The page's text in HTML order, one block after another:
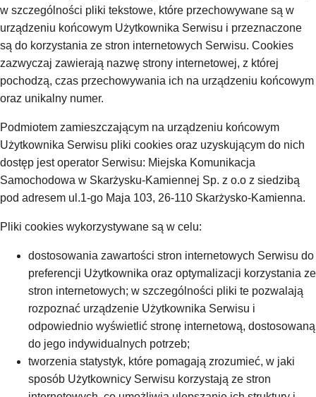
w szczególności pliki tekstowe, które przechowywane są w
urządzeniu końcowym Użytkownika Serwisu i przeznaczone
są do korzystania ze stron internetowych Serwisu. Cookies
zazwyczaj zawierają nazwę strony internetowej, z której
pochodzą, czas przechowywania ich na urządzeniu końcowym
oraz unikalny numer.
Podmiotem zamieszczającym na urządzeniu końcowym
Użytkownika Serwisu pliki cookies oraz uzyskującym do nich
dostęp jest operator Serwisu: Miejska Komunikacja
Samochodowa w Skarżysku-Kamiennej Sp. z o.o z siedzibą
pod adresem ul.1-go Maja 103, 26-110 Skarżysko-Kamienna.
Pliki cookies wykorzystywane są w celu:
dostosowania zawartości stron internetowych Serwisu do
preferencji Użytkownika oraz optymalizacji korzystania ze
stron internetowych; w szczególności pliki te pozwalają
rozpoznać urządzenie Użytkownika Serwisu i
odpowiednio wyświetlić stronę internetową, dostosowaną
do jego indywidualnych potrzeb;
tworzenia statystyk, które pomagają zrozumieć, w jaki
sposób Użytkownicy Serwisu korzystają ze stron